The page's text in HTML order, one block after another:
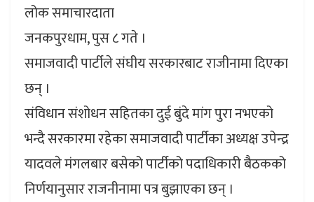
लोक समाचारदाता
जनकपुरधाम, पुस ८ गते ।
समाजवादी पार्टीले संघीय सरकारबाट राजीनामा दिएका
छन् ।
संविधान संशोधन सहितका दुई बुंदे मांग पुरा नभएको
भन्दै सरकारमा रहेका समाजवादी पार्टीका अध्यक्ष उपेन्द्र
यादवले मंगलबार बसेको पार्टीको पदाधिकारी बैठकको
निर्णयानुसार राजनीनामा पत्र बुझाएका छन् ।